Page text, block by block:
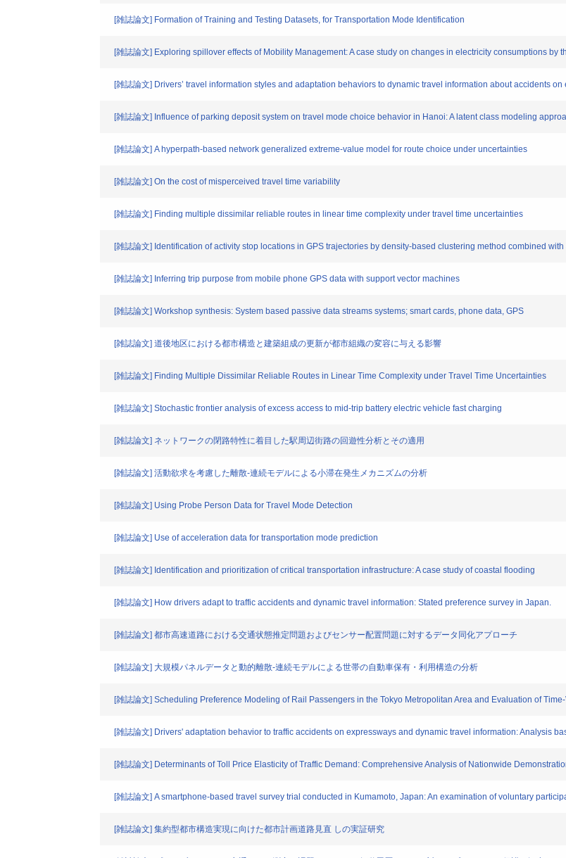
[雑誌論文] Formation of Training and Testing Datasets, for Transportation Mode Identification
[雑誌論文] Exploring spillover effects of Mobility Management: A case study on changes in electricity consumptions by
[雑誌論文] Drivers’ travel information styles and adaptation behaviors to dynamic travel information about accidents on
[雑誌論文] Influence of parking deposit system on travel mode choice behavior in Hanoi: A latent class modeling
[雑誌論文] A hyperpath-based network generalized extreme-value model for route choice under uncertainties
[雑誌論文] On the cost of misperceived travel time variability
[雑誌論文] Finding multiple dissimilar reliable routes in linear time complexity under travel time uncertainties
[雑誌論文] Identification of activity stop locations in GPS trajectories by density-based clustering method combined
[雑誌論文] Inferring trip purpose from mobile phone GPS data with support vector machines
[雑誌論文] Workshop synthesis: System based passive data streams systems; smart cards, phone data, GPS
[雑誌論文] 道後地区における都市構造と建築組成の更新が都市組織の変容に与える影響
[雑誌論文] Finding Multiple Dissimilar Reliable Routes in Linear Time Complexity under Travel Time Uncertainties
[雑誌論文] Stochastic frontier analysis of excess access to mid-trip battery electric vehicle fast charging
[雑誌論文] ネットワークの閉路特性に着目した駅周辺街路の回遊性分析とその適用
[雑誌論文] 活動欲求を考慮した離散-連続モデルによる小滞在発生メカニズムの分析
[雑誌論文] Using Probe Person Data for Travel Mode Detection
[雑誌論文] Use of acceleration data for transportation mode prediction
[雑誌論文] Identification and prioritization of critical transportation infrastructure: A case study of coastal flooding
[雑誌論文] How drivers adapt to traffic accidents and dynamic travel information: Stated preference survey in Japan.
[雑誌論文] 都市高速道路における交通状態推定問題およびセンサー配置問題に対するデータ同化アプローチ
[雑誌論文] 大規模パネルデータと動的離散-連続モデルによる世帯の自動車保有・利用構造の分析
[雑誌論文] Scheduling Preference Modeling of Rail Passengers in the Tokyo Metropolitan Area and Evaluation of
[雑誌論文] Drivers' adaptation behavior to traffic accidents on expressways and dynamic travel information: Analysis
[雑誌論文] Determinants of Toll Price Elasticity of Traffic Demand: Comprehensive Analysis of Nationwide
[雑誌論文] A smartphone-based travel survey trial conducted in Kumamoto, Japan: An examination of voluntary
[雑誌論文] 集約型都市構造実現に向けた都市計画道路見直 しの実証研究